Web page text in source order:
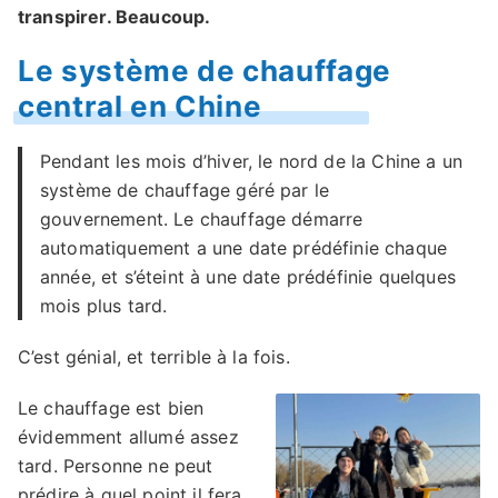
transpirer. Beaucoup.
Le système de chauffage
central en Chine
Pendant les mois d’hiver, le nord de la Chine a un
système de chauffage géré par le
gouvernement. Le chauffage démarre
automatiquement a une date prédéfinie chaque
année, et s’éteint à une date prédéfinie quelques
mois plus tard.
C’est génial, et terrible à la fois.
Le chauffage est bien
évidemment allumé assez
tard. Personne ne peut